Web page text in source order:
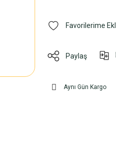
Paylaş
Aynı Gün Kargo